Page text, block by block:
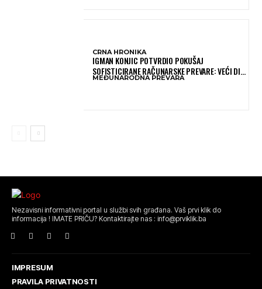
CRNA HRONIKA
IGMAN KONJIC POTVRDIO POKUŠAJ
SOFISTICIRANE RAČUNARSKE PREVARE: VEĆI DIO
NOVCA BLOKIRAN, OČEKUJE SE POVRAT
MEĐUNARODNA PREVARA
Nezavisni informativni portal u službi svih građana. Vaš prvi klik do
informacija ! IMATE PRIČU? Kontaktirajte nas : info@prviklik.ba
IMPRESUM
PRAVILA PRIVATNOSTI